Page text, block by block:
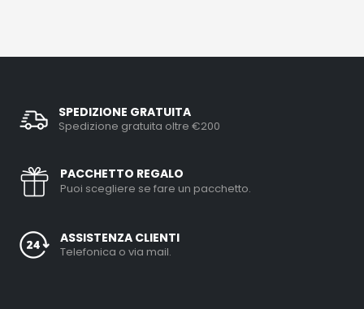
SPEDIZIONE GRATUITA
Spedizione gratuita oltre €200
PACCHETTO REGALO
Puoi scegliere se fare un pacchetto.
ASSISTENZA CLIENTI
Telefonica o via mail.